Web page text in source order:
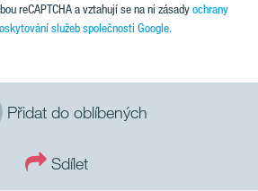
Přidat do oblíbených
Sdílet
reCAPTCHA a vztahují se na ni zásadyochrany
služeb společnosti Google.